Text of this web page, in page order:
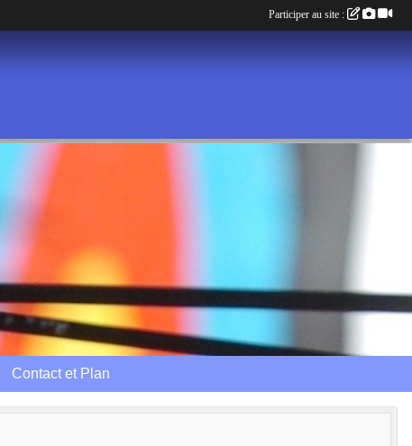
Contact et Plan
Participer au site :